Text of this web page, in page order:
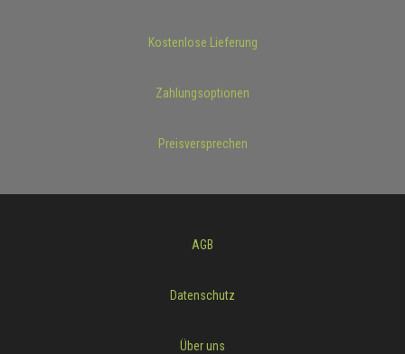
Kostenlose Lieferung
Zahlungsoptionen
Preisversprechen
AGB
Datenschutz
Über uns